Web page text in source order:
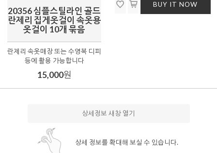
20356 심플스틸라인 골드
란제리 집게옷걸이 속옷용
옷걸이 10개 묶음
란제리 속옷매장 또는 수영복 디피
등에 활용 가능합니다
15,000원
BUY IT NOW
상세정보 새창 열기
상세 정보를 확대해 보실 수 있습니다.